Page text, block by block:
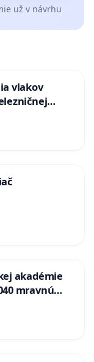
už v návrhu
vlakov
akadémie
mravnú